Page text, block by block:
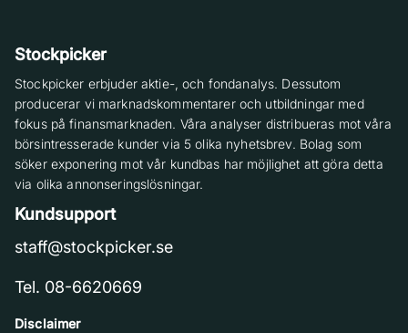
Stockpicker
Stockpicker erbjuder aktie-, och fondanalys. Dessutom
producerar vi marknadskommentarer och utbildningar med
fokus på finansmarknaden. Våra analyser distribueras mot våra
börsintresserade kunder via 5 olika nyhetsbrev. Bolag som
söker exponering mot vår kundbas har möjlighet att göra detta
via olika annonseringslösningar.
Kundsupport
staff@stockpicker.se
Tel. 08-6620669
Disclaimer